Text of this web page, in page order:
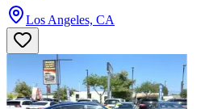
Los Angeles, CA